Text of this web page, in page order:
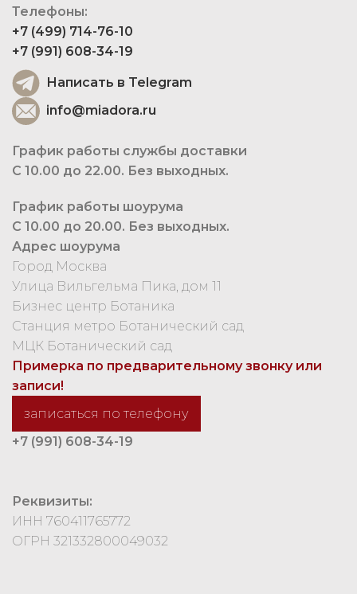
Телефоны:
+7 (499) 714-76-10
+7 (991) 608-34-19
Написать в Telegram
info@miadora.ru
График работы службы доставки
С 10.00 до 22.00. Без выходных.
График работы шоурума
С 10.00 до 20.00. Без выходных.
Адрес шоурума
Город Москва
Улица Вильгельма Пика, дом 11
Бизнес центр Ботаника
Станция метро Ботанический сад
МЦК Ботанический сад
Примерка по предварительному звонку или
записи!
записаться по телефону
+7 (991) 608-34-19
Реквизиты:
ИНН 760411765772
ОГРН 321332800049032